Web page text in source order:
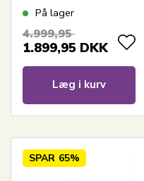
Memoryskum
TECH by Borg
På lager
4.999,95
1.899,95 DKK
Læg i kurv
SPAR 65%